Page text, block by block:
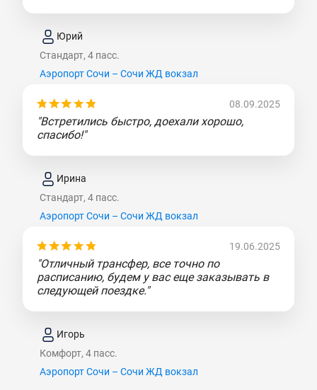
Юрий
Стандарт, 4 пасс.
Аэропорт Сочи – Сочи ЖД вокзал
08.09.2025
"Встретились быстро, доехали хорошо,
спасибо!"
Ирина
Стандарт, 4 пасс.
Аэропорт Сочи – Сочи ЖД вокзал
19.06.2025
"Отличный трансфер, все точно по
расписанию, будем у вас еще заказывать в
следующей поездке."
Игорь
Комфорт, 4 пасс.
Аэропорт Сочи – Сочи ЖД вокзал